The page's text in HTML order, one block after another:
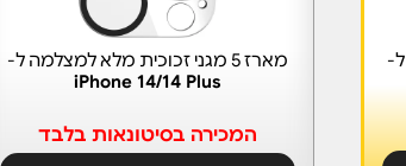
מארז 5 מגני זכוכית מלא למצלמה ל-
iPhone 14/14 Plus
המכירה בסיטונאות בלבד